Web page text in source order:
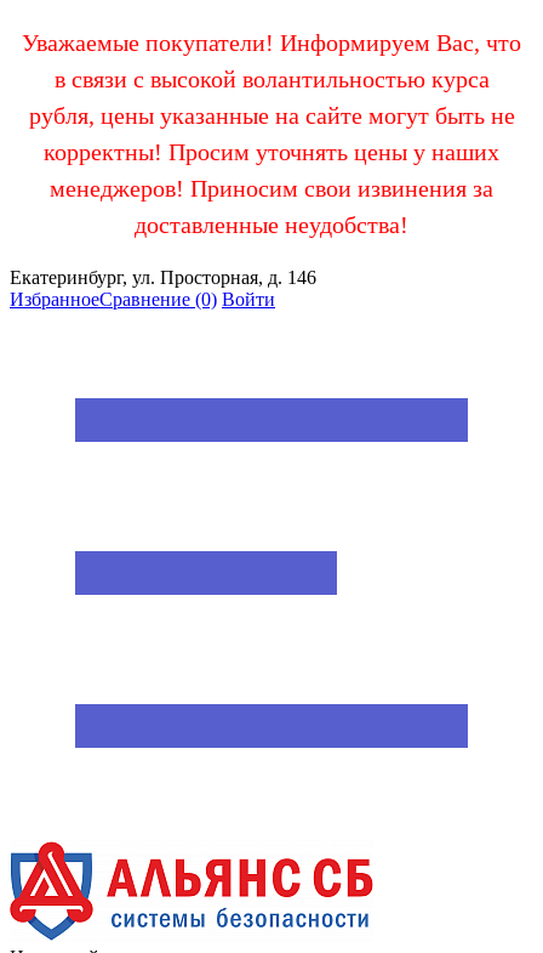
Уважаемые покупатели! Информируем Вас, что
в связи с высокой волантильностью курса
рубля, цены указанные на сайте могут быть не
корректны! Просим уточнять цены у наших
менеджеров! Приносим свои извинения за
доставленные неудобства!
Екатеринбург, ул. Просторная, д. 146
ИзбранноеСравнение (0) Войти